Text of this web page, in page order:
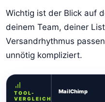
Wichtig ist der Blick auf
deinem Team, deiner
Versandrhythmus
unnötig kompliziert.
TOOL-
VERGLEICH
MailChimp